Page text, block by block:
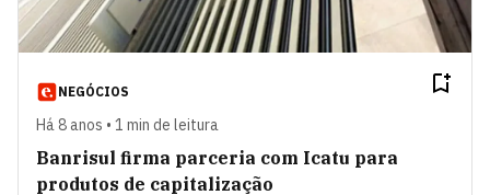
NEGÓCIOS
Há 8 anos • 1 min de leitura
Banrisul firma parceria com Icatu para
produtos de capitalização